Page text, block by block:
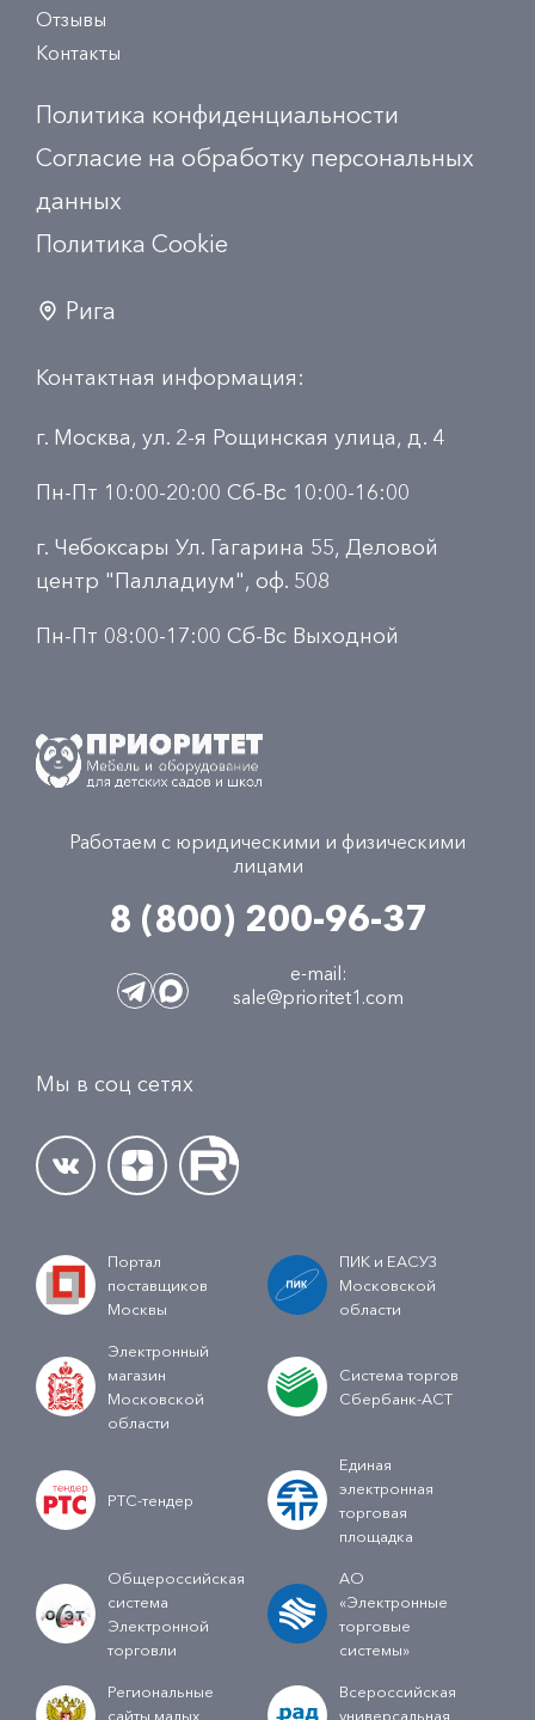
Отзывы
Контакты
Политика конфиденциальности
Согласие на обработку персональных
данных
Политика Сookie
Рига
Контактная информация:
г. Москва, ул. 2-я Рощинская улица, д. 4
Пн-Пт 10:00-20:00 Сб-Вс 10:00-16:00
г. Чебоксары Ул. Гагарина 55, Деловой
центр "Палладиум", оф. 508
Пн-Пт 08:00-17:00 Сб-Вс Выходной
Работаем с юридическими и физическими
лицами
8 (800) 200-96-37
e-mail:
sale@prioritet1.com
Мы в соц сетях
Портал
поставщиков
Москвы
ПИК и ЕАСУЗ
Московской
области
Электронный
магазин
Московской
области
Система торгов
Сбербанк-АСТ
РТС-тендер
Единая
электронная
торговая
площадка
Общероссийская
система
Электронной
торговли
АО
«Электронные
торговые
системы»
Региональные
сайты малых
Всероссийская
универсальная